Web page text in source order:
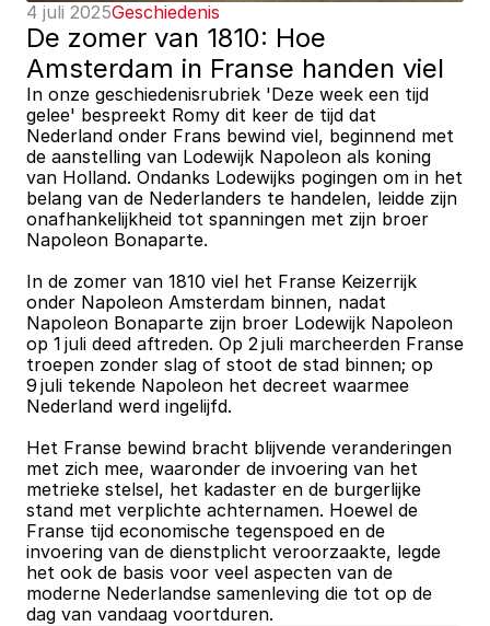
4 juli 2025Geschiedenis
De zomer van 1810: Hoe
Amsterdam in Franse handen viel
In onze geschiedenisrubriek 'Deze week een tijd
gelee' bespreekt Romy dit keer de tijd dat
Nederland onder Frans bewind viel, beginnend met
de aanstelling van Lodewijk Napoleon als koning
van Holland. Ondanks Lodewijks pogingen om in het
belang van de Nederlanders te handelen, leidde zijn
onafhankelijkheid tot spanningen met zijn broer
Napoleon Bonaparte.
In de zomer van 1810 viel het Franse Keizerrijk
onder Napoleon Amsterdam binnen, nadat
Napoleon Bonaparte zijn broer Lodewijk Napoleon
op 1 juli deed aftreden. Op 2 juli marcheerden Franse
troepen zonder slag of stoot de stad binnen; op
9 juli tekende Napoleon het decreet waarmee
Nederland werd ingelijfd.
Het Franse bewind bracht blijvende veranderingen
met zich mee, waaronder de invoering van het
metrieke stelsel, het kadaster en de burgerlijke
stand met verplichte achternamen. Hoewel de
Franse tijd economische tegenspoed en de
invoering van de dienstplicht veroorzaakte, legde
het ook de basis voor veel aspecten van de
moderne Nederlandse samenleving die tot op de
dag van vandaag voortduren.